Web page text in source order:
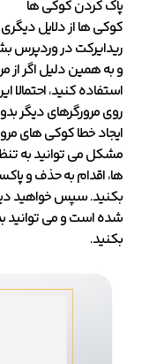
پاک کردن کوکی ها
کوکی ها از دلایل
ریدایرکت در وردپرس
و به همین دلیل اگر از
استفاده کنید،
روی مرورگرهای دیگر
ایجاد خطا کوکی های
مشکل می توانید به
ها، اقدام به حذف و
بکنید. سپس خواهید
شده است و می توانید
بکنید.